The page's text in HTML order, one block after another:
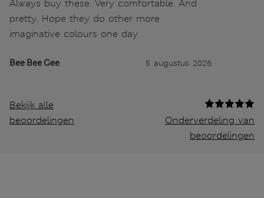
Always buy these. Very comfortable. And
pretty. Hope they do other more
imaginative colours one day
Bee Bee Gee 5 augustus 2026
Bekijk alle
beoordelingen
Onderverdeling van
beoordelingen